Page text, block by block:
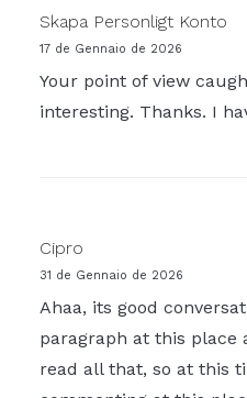
Skapa Personligt Konto
17 de Gennaio de 2026
Your point of view
interesting. Thanks. I
Cipro
31 de Gennaio de 2026
Ahaa, its good
paragraph at this place
read all that, so at this